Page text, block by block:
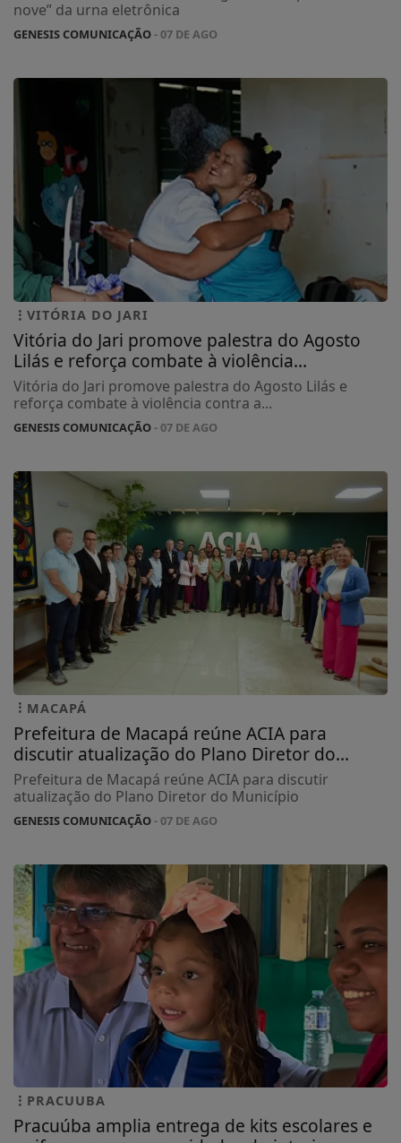
nove” da urna eletrônica
GENESIS COMUNICAÇÃO- 07 DE AGO
VITÓRIA DO JARI
Vitória do Jari promove palestra do Agosto
Lilás e reforça combate à violência...
Vitória do Jari promove palestra do Agosto Lilás e
reforça combate à violência contra a...
GENESIS COMUNICAÇÃO- 07 DE AGO
MACAPÁ
Prefeitura de Macapá reúne ACIA para
discutir atualização do Plano Diretor do...
Prefeitura de Macapá reúne ACIA para discutir
atualização do Plano Diretor do Município
GENESIS COMUNICAÇÃO- 07 DE AGO
PRACUUBA
Pracuúba amplia entrega de kits escolares e